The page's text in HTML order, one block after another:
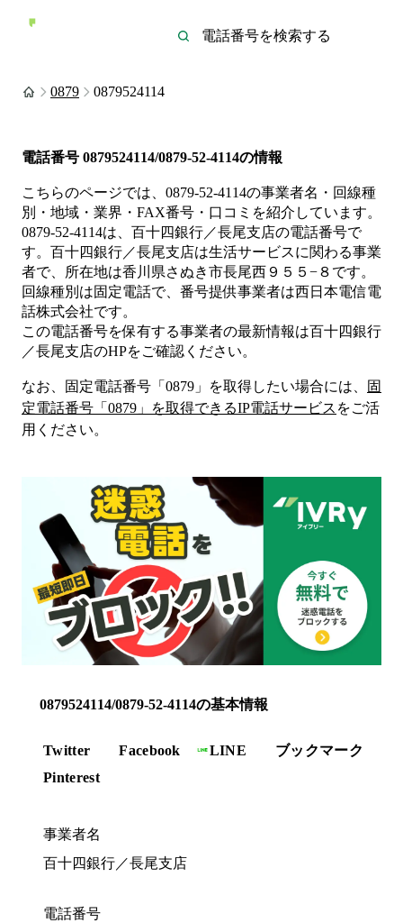
0879 0879524114
電話番号 0879524114/0879-52-4114の情報
こちらのページでは、 0879-52-4114の事業者名・回線種
別・地域・業界・FAX番号・口コミを紹介しています。
0879-52-4114は、 百十四銀行／長尾支店の電話番号で
す。 百十四銀行／長尾支店は生活サービスに関わる事業
者で、所在地は香川県さぬき市長尾西９５５−８ です。
回線種別は固定電話で、番号提供事業者は西日本電信電
話株式会社です。
この電話番号を保有する事業者の最新情報は百十四銀行
／長尾支店のHPをご確認ください。
なお、固定電話番号「 0879 」を取得したい場合には、
固
定電話番号「 0879 」を取得できるIP電話サービス をご活
用ください。
0879524114/0879-52-4114の基本情報
Twitter Facebook LINE
ブックマーク
Pinterest
事業者名
百十四銀行／長尾支店
電話番号